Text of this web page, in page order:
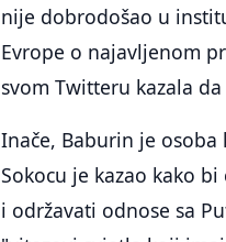
nije dobrodošao u
Evrope o najavljenom
svom Twitteru kazala
Inače, Baburin je
Sokocu je kazao kako
i održavati odnose sa